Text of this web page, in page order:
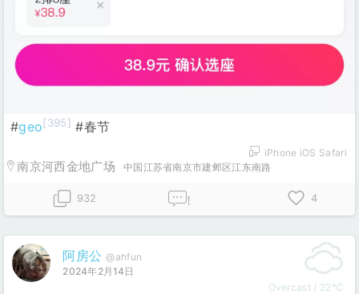
#geo[395] #春节
iPhone iOS Safari
南京河西金地广场 中国江苏省南京市建邺区江东南路
932 ! 4
阿房公 @ahfun
2024年2月14日
Overcast / 22℃